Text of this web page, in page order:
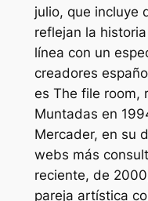
julio, que incluye
reflejan la
línea con un
creadores
es The file room,
Muntadas en
Mercader, en su
webs más
reciente, de
pareja artística